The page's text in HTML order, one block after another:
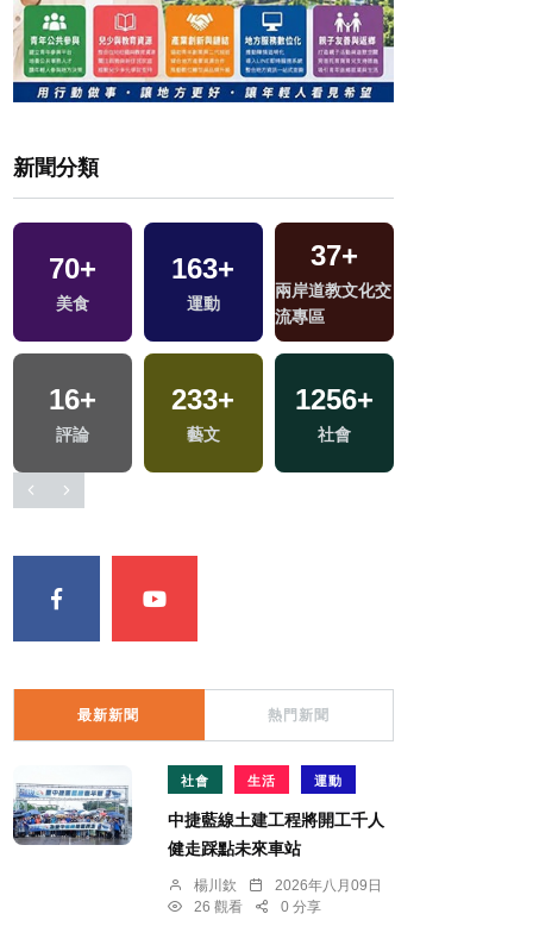
新聞分類
70+
美食
163+
運動
37+
兩岸道教文化交
流專區
16+
評論
233+
藝文
1256+
社會
最新新聞 熱門新聞
社會 生活 運動
中捷藍線土建工程將開工千人
健走踩點未來車站
楊川欽
2026年八月09日
26 觀看
0 分享